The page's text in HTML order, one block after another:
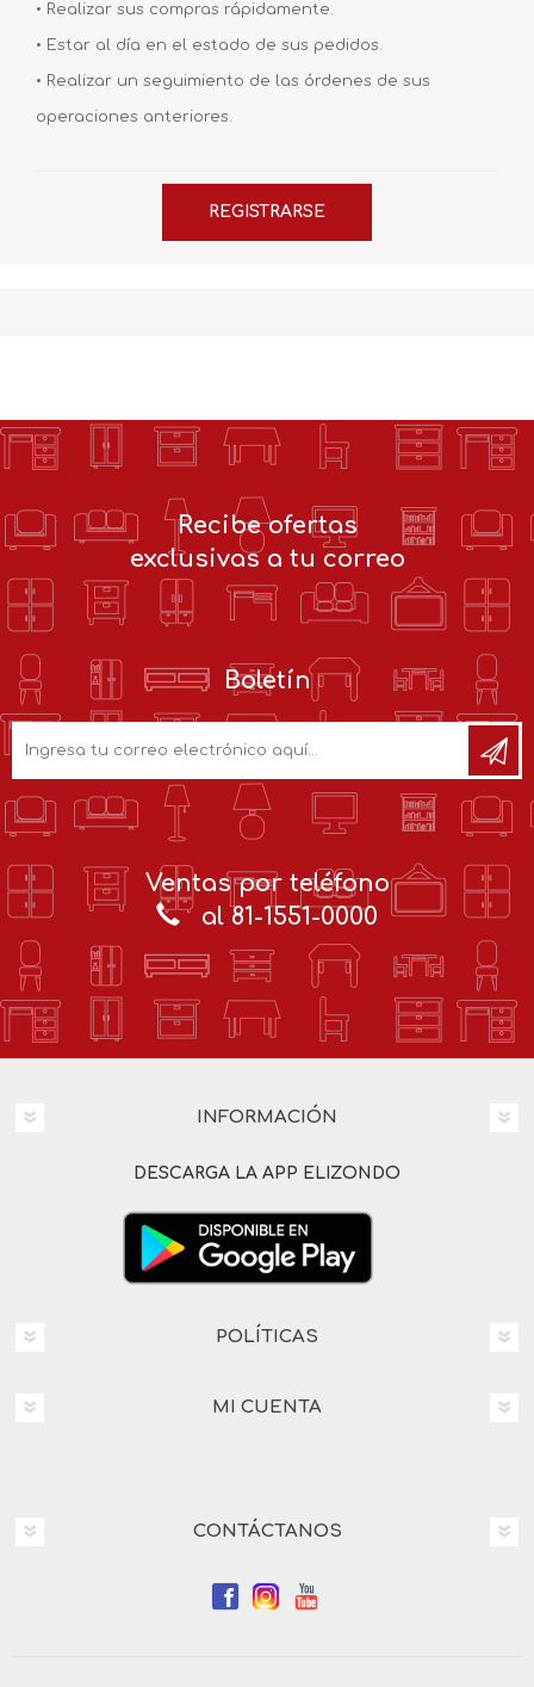
• Realizar sus compras rápidamente.
• Estar al día en el estado de sus pedidos.
• Realizar un seguimiento de las órdenes de sus
operaciones anteriores.
Recibe ofertas
exclusivas a tu correo
Boletín
Ventas por teléfono
al 81-1551-0000
INFORMACIÓN
DESCARGA LA APP ELIZONDO
POLÍTICAS
MI CUENTA
CONTÁCTANOS